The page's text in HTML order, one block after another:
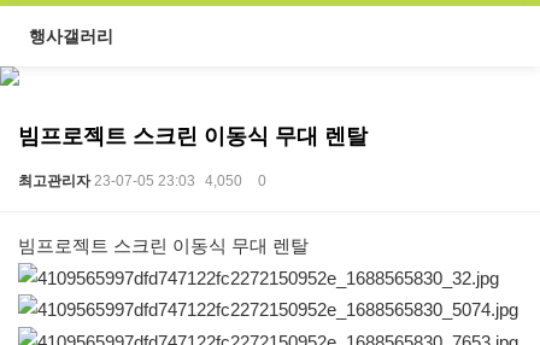
행사갤러리
빔프로젝트 스크린 이동식 무대 렌탈
최고관리자 23-07-05 23:03 4,050 0
본문
빔프로젝트 스크린 이동식 무대 렌탈